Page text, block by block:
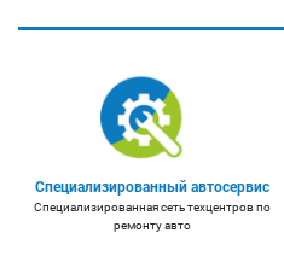
Специализированный автосервис
Специализированная сеть техцентров по
ремонту авто